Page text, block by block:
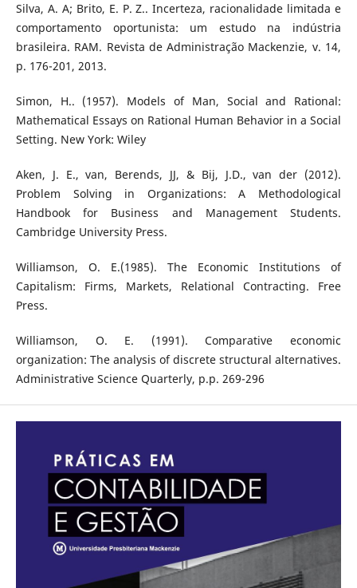
Silva, A. A; Brito, E. P. Z.. Incerteza, racionalidade limitada e
comportamento oportunista: um estudo na indústria
brasileira. RAM. Revista de Administração Mackenzie, v. 14,
p. 176-201, 2013.
Simon, H.. (1957). Models of Man, Social and Rational:
Mathematical Essays on Rational Human Behavior in a Social
Setting. New York: Wiley
Aken, J. E., van, Berends, JJ, & Bij, J.D., van der (2012).
Problem Solving in Organizations: A Methodological
Handbook for Business and Management Students.
Cambridge University Press.
Williamson, O. E.(1985). The Economic Institutions of
Capitalism: Firms, Markets, Relational Contracting. Free
Press.
Williamson, O. E. (1991). Comparative economic
organization: The analysis of discrete structural alternatives.
Administrative Science Quarterly, p.p. 269-296